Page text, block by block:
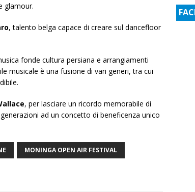
glamour.
, talento belga capace di creare sul dancefloor
fonde cultura persiana e arrangiamenti
musicale è una fusione di vari generi, tra cui
, per lasciare un ricordo memorabile di
ad un concetto di beneficenza unico
MONINGA OPEN AIR FESTIVAL